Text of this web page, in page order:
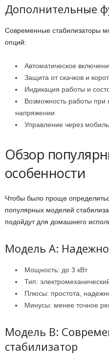
Дополнительные
Современные стабилизаторы
опций:
Автоматическое
Защита от скачков и
Индикация работы и
Возможность работы при
напряжении
Управление через
Обзор
особенности
Чтобы было проще
популярных моделей
подойдут для домашнего
Модель A:
Мощность: до 3 кВт
Тип:
Плюсы: простота,
Минусы: менее точное
Модель B:
стабилизатор